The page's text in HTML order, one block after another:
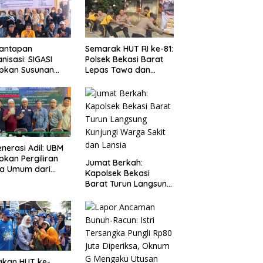
SIGASI
Susunan
Komitmen
Semarak HUT RI ke-81:
Polsek Bekasi Barat
Lepas Tawa dan
Warga Kranji
Adil: UBM
Pergiliran
Umum dari
Jumat Berkah:
Kapolsek Bekasi
Barat Turun Langsung
dan Lansia